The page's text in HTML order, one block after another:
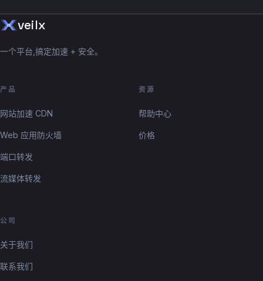
veilx
一个平台,搞定加速 + 安全。
产品
网站加速 CDN
Web 应用防火墙
端口转发
流媒体转发
资源
帮助中心
价格
公司
关于我们
联系我们